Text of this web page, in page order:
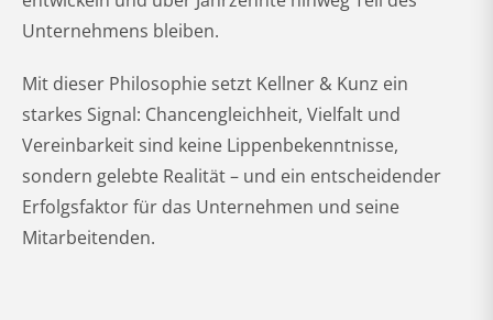
Unternehmens bleiben.
Mit dieser Philosophie setzt Kellner & Kunz ein
starkes Signal: Chancengleichheit, Vielfalt und
Vereinbarkeit sind keine Lippenbekenntnisse,
sondern gelebte Realität – und ein entscheidender
Erfolgsfaktor für das Unternehmen und seine
Mitarbeitenden.